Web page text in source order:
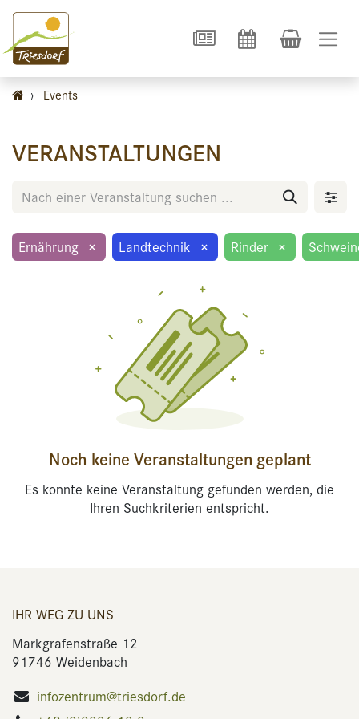
› Events
VERANSTALTUNGEN
Ernährung × Landtechnik × Rinder ×
Noch keine Veranstaltungen geplant
Es konnte keine Veranstaltung gefunden werden, die
Ihren Suchkriterien entspricht.
IHR WEG ZU UNS
Markgrafenstraße 12
91746 Weidenbach
infozentrum@triesdorf.de